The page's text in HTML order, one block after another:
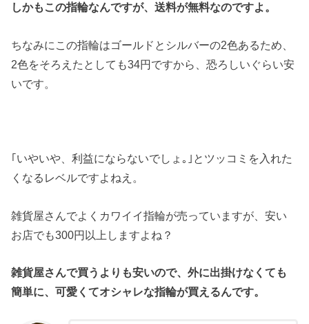
しかもこの指輪なんですが、送料が無料なのですよ。
ちなみにこの指輪はゴールドとシルバーの2色あるため、
2色をそろえたとしても34円ですから、恐ろしいぐらい安
いです。
｢いやいや、利益にならないでしょ｡｣とツッコミを入れた
くなるレベルですよねえ。
雑貨屋さんでよくカワイイ指輪が売っていますが、安い
お店でも300円以上しますよね？
雑貨屋さんで買うよりも安いので、外に出掛けなくても
簡単に、可愛くてオシャレな指輪が買えるんです。